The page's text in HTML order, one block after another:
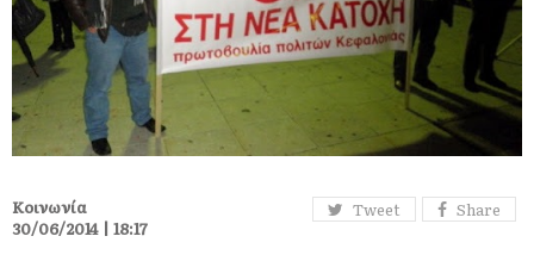
Tweet Share
Κοινωνία
30/06/2014 | 18:17